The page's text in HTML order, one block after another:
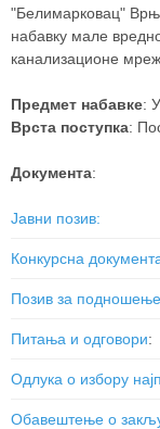
"Белимарковац"
набавку мале
канализационе
Предмет набавке:
Врста поступка:
Документа:
Јавни позив:
Конкурсна
Позив за
Питања и одговори:
Одлука о избору
Обавештење о